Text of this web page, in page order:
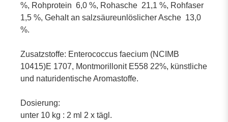
%, Rohprotein 6,0 %, Rohasche 21,1 %, Rohfaser
1,5 %, Gehalt an salzsäureunlöslicher Asche 13,0
%.
Zusatzstoffe: Enterococcus faecium (NCIMB
10415)E 1707, Montmorillonit E558 22%, künstliche
und naturidentische Aromastoffe.
Dosierung:
unter 10 kg : 2 ml 2 x tägl.